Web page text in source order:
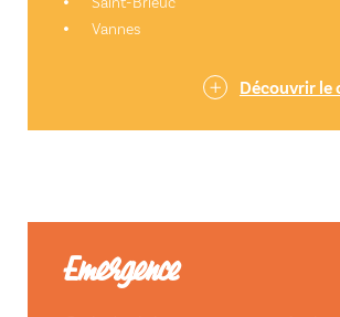
Vannes
Découvrir le
Emergence